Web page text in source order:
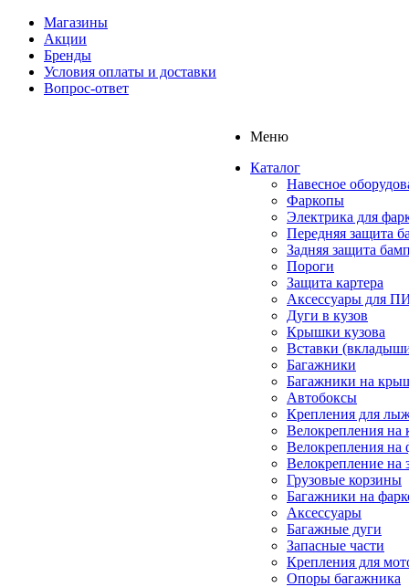
Магазины
Акции
Бренды
Условия оплаты и доставки
Вопрос-ответ
Меню
Каталог
Навесное
Фаркопы
Электрика для
Передняя защита
Задняя защита
Пороги
Защита картера
Аксессуары для
Дуги в кузов
Крышки кузова
Вставки
Багажники
Багажники на
Автобоксы
Крепления для
Велокрепления
Велокрепления на
Велокрепление на
Грузовые корзины
Багажники на
Аксессуары
Багажные дуги
Запасные части
Крепления для
Опоры багажника